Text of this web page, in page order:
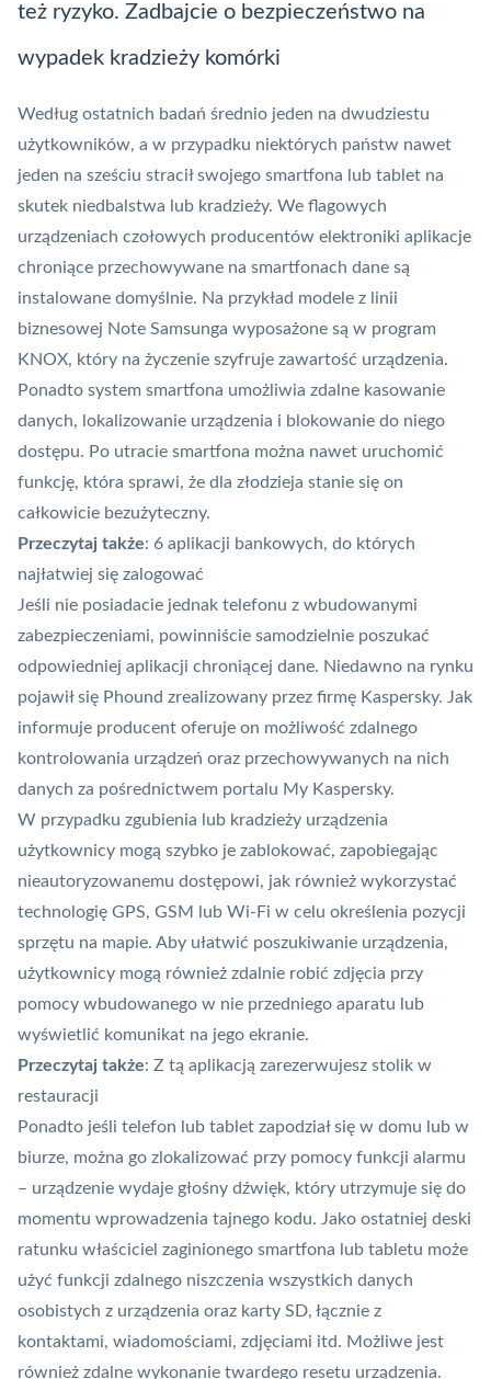
też ryzyko. Zadbajcie o bezpieczeństwo na
wypadek kradzieży komórki
Według ostatnich badań średnio jeden na dwudziestu
użytkowników, a w przypadku niektórych państw nawet
jeden na sześciu stracił swojego smartfona lub tablet na
skutek niedbalstwa lub kradzieży. We flagowych
urządzeniach czołowych producentów elektroniki aplikacje
chroniące przechowywane na smartfonach dane są
instalowane domyślnie. Na przykład modele z linii
biznesowej Note Samsunga wyposażone są w program
KNOX, który na życzenie szyfruje zawartość urządzenia.
Ponadto system smartfona umożliwia zdalne kasowanie
danych, lokalizowanie urządzenia i blokowanie do niego
dostępu. Po utracie smartfona można nawet uruchomić
funkcję, która sprawi, że dla złodzieja stanie się on
całkowicie bezużyteczny.
Przeczytaj także: 6 aplikacji bankowych, do których
najłatwiej się zalogować
Jeśli nie posiadacie jednak telefonu z wbudowanymi
zabezpieczeniami, powinniście samodzielnie poszukać
odpowiedniej aplikacji chroniącej dane. Niedawno na rynku
pojawił się Phound zrealizowany przez firmę Kaspersky. Jak
informuje producent oferuje on możliwość zdalnego
kontrolowania urządzeń oraz przechowywanych na nich
danych za pośrednictwem portalu My Kaspersky.
W przypadku zgubienia lub kradzieży urządzenia
użytkownicy mogą szybko je zablokować, zapobiegając
nieautoryzowanemu dostępowi, jak również wykorzystać
technologię GPS, GSM lub Wi-Fi w celu określenia pozycji
sprzętu na mapie. Aby ułatwić poszukiwanie urządzenia,
użytkownicy mogą również zdalnie robić zdjęcia przy
pomocy wbudowanego w nie przedniego aparatu lub
wyświetlić komunikat na jego ekranie.
Przeczytaj także: Z tą aplikacją zarezerwujesz stolik w
restauracji
Ponadto jeśli telefon lub tablet zapodział się w domu lub w
biurze, można go zlokalizować przy pomocy funkcji alarmu
– urządzenie wydaje głośny dźwięk, który utrzymuje się do
momentu wprowadzenia tajnego kodu. Jako ostatniej deski
ratunku właściciel zaginionego smartfona lub tabletu może
użyć funkcji zdalnego niszczenia wszystkich danych
osobistych z urządzenia oraz karty SD, łącznie z
kontaktami, wiadomościami, zdjęciami itd. Możliwe jest
również zdalne wykonanie twardego resetu urządzenia.